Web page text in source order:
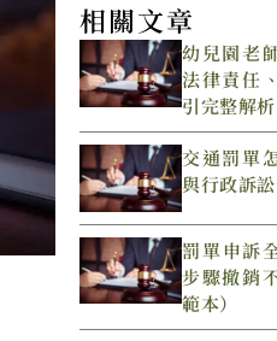
相關文章
幼兒園老
法律責任
引完整解析
交通罰單
與行政訴
罰單申訴
步驟撤銷
範本）